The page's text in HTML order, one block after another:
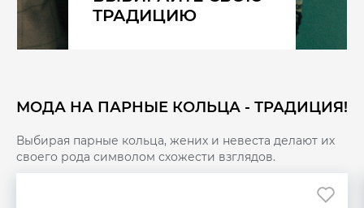
ТРАДИЦИЮ
МОДА НА ПАРНЫЕ КОЛЬЦА - ТРАДИЦИЯ!
Выбирая парные кольца, жених и невеста делают их
своего рода символом схожести взглядов.